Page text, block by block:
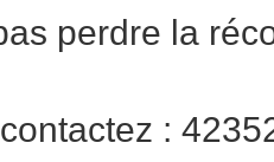
perdre la
: